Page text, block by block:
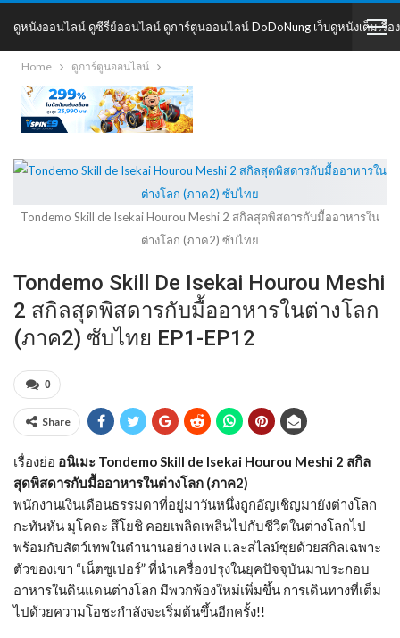
ดูหนังออนไลน์ ดูซีรี่ย์ออนไลน์ ดูการ์ตูนออนไลน์ DoDoNung เว็บดูหนังเต็มเรื่อง
DoDoNung
Home ดูการ์ตูนออนไลน์
Tondemo Skill de Isekai Hourou Meshi 2 สกิลสุดพิสดารกับมื้ออาหารใน
ต่างโลก (ภาค2) ซับไทย
Tondemo Skill De Isekai Hourou Meshi
2 สกิลสุดพิสดารกับมื้ออาหารในต่างโลก
(ภาค2) ซับไทย EP1-EP12
0
Share
เรื่องย่อ อนิเมะ Tondemo Skill de Isekai Hourou Meshi 2 สกิล
สุดพิสดารกับมื้ออาหารในต่างโลก (ภาค2)
พนักงานเงินเดือนธรรมดาที่อยู่มาวันหนึ่งถูกอัญเชิญมายังต่างโลก
กะทันหัน มุโคดะ สึโยชิ คอยเพลิดเพลินไปกับชีวิตในต่างโลกไป
พร้อมกับสัตว์เทพในตำนานอย่าง เฟล และสไลม์ซุยด้วยสกิลเฉพาะ
ตัวของเขา “เน็ตซูเปอร์” ที่นำเครื่องปรุงในยุคปัจจุบันมาประกอบ
อาหารในดินแดนต่างโลก มีพวกพ้องใหม่เพิ่มขึ้น การเดินทางที่เต็ม
ไปด้วยความโอชะกำลังจะเริ่มต้นขึ้นอีกครั้ง!!